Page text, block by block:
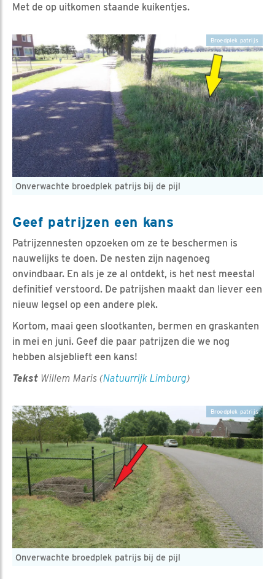
Met de op uitkomen staande kuikentjes.
Onverwachte broedplek patrijs bij de pijl
Broedplek patrijs
Geef patrijzen een kans
Patrijzennesten opzoeken om ze te beschermen is
nauwelijks te doen. De nesten zijn nagenoeg
onvindbaar. En als je ze al ontdekt, is het nest meestal
definitief verstoord. De patrijshen maakt dan liever een
nieuw legsel op een andere plek.
Kortom, maai geen slootkanten, bermen en graskanten
in mei en juni. Geef die paar patrijzen die we nog
hebben alsjeblieft een kans!
Tekst Willem Maris (Natuurrijk Limburg)
Onverwachte broedplek patrijs bij de pijl
Broedplek patrijs